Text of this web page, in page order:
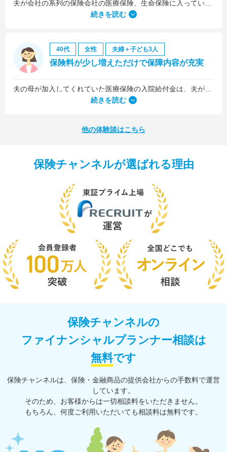
続きを読む
40代 女性 夫婦＋子ども3人
保険料が少し増えただけで保障内容が充実
続きを読む
他の体験談はこちら
保険チャンネルが選ばれる理由
保険チャンネルの
ファイナンシャルプランナー相談は
無料です
保険チャンネルは、保険・⾦融商品の提供会社からの⼿数料で運営
しています。
そのため、お客様からは一切相談料をいただきません。
もちろん、何度ご利⽤いただいても相談料は無料です。